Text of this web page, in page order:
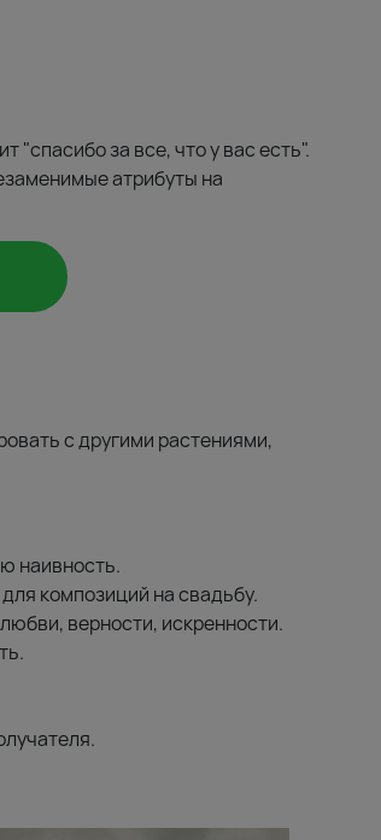
"спасибо за все, что у вас есть".
атрибуты на
с другими растениями,
наивность.
композиций на свадьбу.
верности, искренности.